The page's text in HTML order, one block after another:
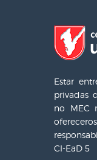
Estar
privadas
no MEC
CI-EaD 5